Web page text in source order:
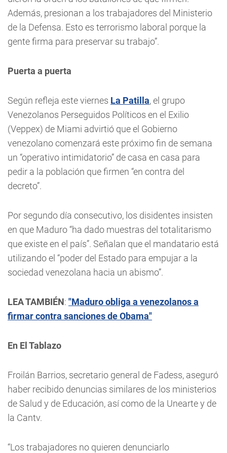
Además, presionan a los trabajadores del Ministerio
de la Defensa. Esto es terrorismo laboral porque la
gente firma para preservar su trabajo”.
Puerta a puerta
Según refleja este viernes La Patilla, el grupo
Venezolanos Perseguidos Políticos en el Exilio
(Veppex) de Miami advirtió que el Gobierno
venezolano comenzará este próximo fin de semana
un “operativo intimidatorio” de casa en casa para
pedir a la población que firmen “en contra del
decreto”.
Por segundo día consecutivo, los disidentes insisten
en que Maduro “ha dado muestras del totalitarismo
que existe en el país”. Señalan que el mandatario está
utilizando el “poder del Estado para empujar a la
sociedad venezolana hacia un abismo”.
LEA TAMBIÉN: "Maduro obliga a venezolanos a
firmar contra sanciones de Obama"
En El Tablazo
Froilán Barrios, secretario general de Fadess, aseguró
haber recibido denuncias similares de los ministerios
de Salud y de Educación, así como de la Unearte y de
la Cantv.
“Los trabajadores no quieren denunciarlo